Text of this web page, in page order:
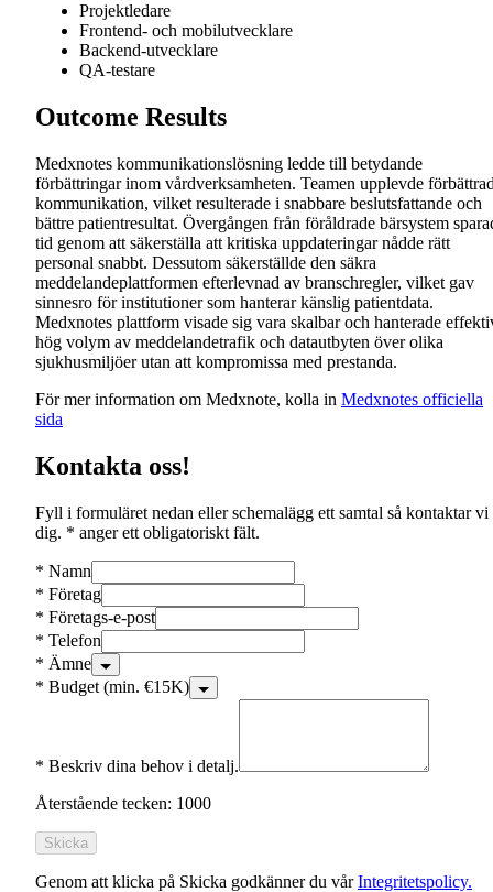
Projektledare
Frontend- och mobilutvecklare
Backend-utvecklare
QA-testare
Outcome Results
Medxnotes kommunikationslösning ledde till betydande
förbättringar inom vårdverksamheten. Teamen upplevde
kommunikation, vilket resulterade i snabbare beslutsfattande och
bättre patientresultat. Övergången från föråldrade bärsystem
tid genom att säkerställa att kritiska uppdateringar nådde rätt
personal snabbt. Dessutom säkerställde den säkra
meddelandeplattformen efterlevnad av branschregler, vilket gav
sinnesro för institutioner som hanterar känslig patientdata.
Medxnotes plattform visade sig vara skalbar och hanterade
hög volym av meddelandetrafik och datautbyten över olika
sjukhusmiljöer utan att kompromissa med prestanda.
För mer information om Medxnote, kolla in Medxnotes officiella
sida
Kontakta oss!
Fyll i formuläret nedan eller schemalägg ett samtal så kontaktar vi
dig. * anger ett obligatoriskt fält.
* Namn
* Företag
* Företags-e-post
* Telefon
* Ämne
* Budget (min. €15K)
* Beskriv dina behov i detalj.
Återstående tecken: 1000
Skicka
Genom att klicka på Skicka godkänner du vårIntegritetspolicy.